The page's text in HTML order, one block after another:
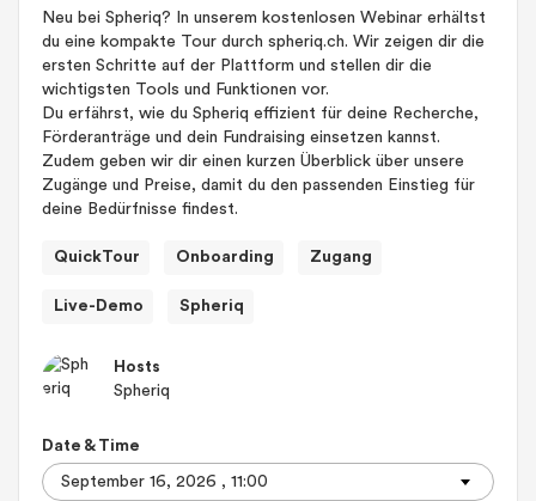
Neu bei Spheriq? In unserem kostenlosen Webinar erhältst
du eine kompakte Tour durch spheriq.ch. Wir zeigen dir die
ersten Schritte auf der Plattform und stellen dir die
wichtigsten Tools und Funktionen vor.
Du erfährst, wie du Spheriq effizient für deine Recherche,
Förderanträge und dein Fundraising einsetzen kannst.
Zudem geben wir dir einen kurzen Überblick über unsere
Zugänge und Preise, damit du den passenden Einstieg für
deine Bedürfnisse findest.
QuickTour Onboarding Zugang
Live-Demo Spheriq
Hosts
Spheriq
Date & Time